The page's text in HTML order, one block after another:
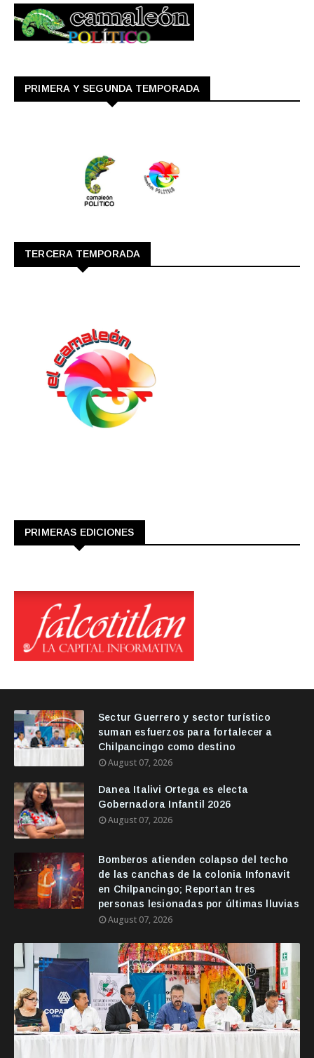
PRIMERA Y SEGUNDA TEMPORADA
TERCERA TEMPORADA
PRIMERAS EDICIONES
Sectur Guerrero y sector turístico
suman esfuerzos para fortalecer a
Chilpancingo como destino
August 07, 2026
Danea Italivi Ortega es electa
Gobernadora Infantil 2026
August 07, 2026
Bomberos atienden colapso del techo
de las canchas de la colonia Infonavit
en Chilpancingo; Reportan tres
personas lesionadas por últimas lluvias
August 07, 2026